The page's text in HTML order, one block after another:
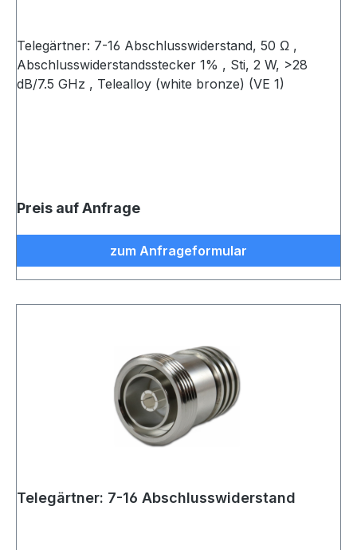
Telegärtner: 7-16 Abschlusswiderstand, 50 Ω ,
Abschlusswiderstandsstecker 1% , Sti, 2 W, >28
dB/7.5 GHz , Telealloy (white bronze) (VE 1)
Preis auf Anfrage
zum Anfrageformular
Telegärtner: 7-16 Abschlusswiderstand